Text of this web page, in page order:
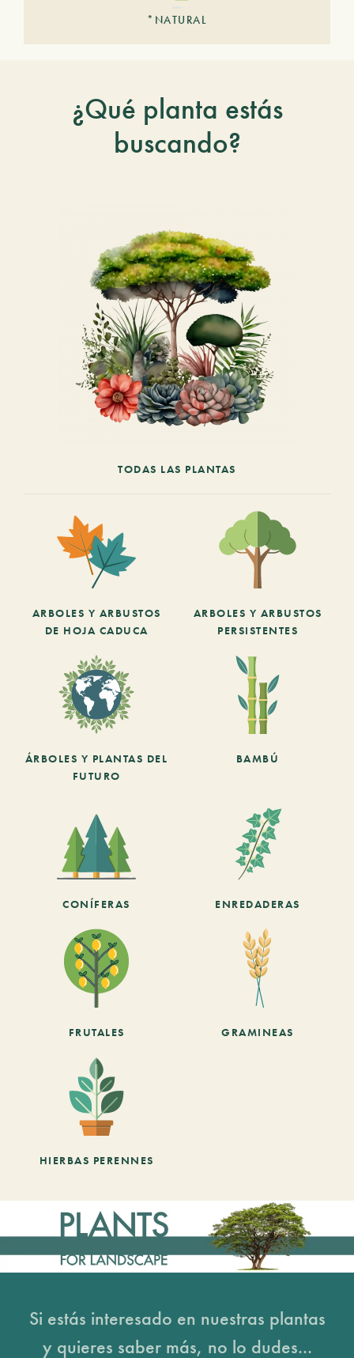
*NATURAL
¿Qué planta estás
buscando?
TODAS LAS PLANTAS
ARBOLES Y ARBUSTOS
DE HOJA CADUCA
ARBOLES Y ARBUSTOS
PERSISTENTES
ÁRBOLES Y PLANTAS DEL
FUTURO
BAMBÚ
CONÍFERAS ENREDADERAS
FRUTALES GRAMINEAS
HIERBAS PERENNES
Si estás interesado en nuestras plantas
y quieres saber más, no lo dudes...